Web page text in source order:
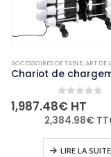
ACCESSOIRES DE TABLE,ART DE
0out of 5
1,987.48€ HT
2,384.98€
LIRE LA SUITE